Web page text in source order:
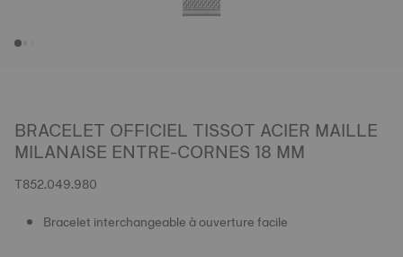
BRACELET OFFICIEL TISSOT ACIER MAILLE
MILANAISE ENTRE-CORNES 18 MM
T852.049.980
Bracelet interchangeable à ouverture facile